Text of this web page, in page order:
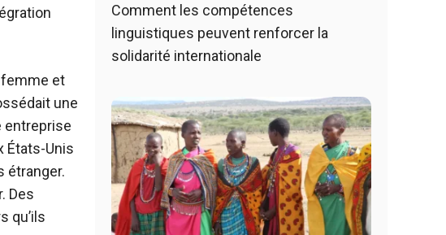
femme et
une
entreprise
États-Unis
étranger.
Des
qu’ils
Comment les compétences
linguistiques peuvent renforcer la
solidarité internationale